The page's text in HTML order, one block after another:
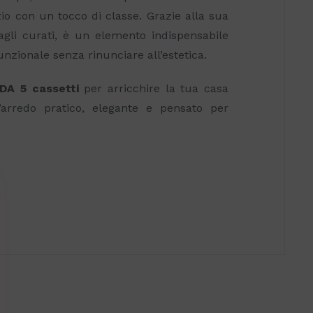
con un tocco di classe. Grazie alla sua
curati, è un elemento indispensabile
senza rinunciare all’estetica.
5 cassettiper arricchire la tua casa
pratico, elegante e pensato per